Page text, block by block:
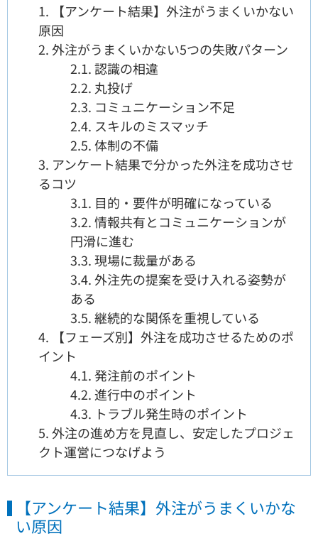
1. 【アンケート結果】外注がうまくいかない
原因
2.外注がうまくいかない5つの失敗パターン
2.1.認識の相違
2.2. 丸投げ
2.3. コミュニケーション不足
2.4. スキルのミスマッチ
2.5.体制の不備
3. アンケート結果で分かった外注を成功させ
るコツ
3.1. 目的・要件が明確になっている
3.2.情報共有とコミュニケーションが
円滑に進む
3.3.現場に裁量がある
3.4.外注先の提案を受け入れる姿勢が
ある
3.5.継続的な関係を重視している
4. 【フェーズ別】外注を成功させるためのポ
イント
4.1.発注前のポイント
4.2.進行中のポイント
4.3. トラブル発生時のポイント
5.外注の進め方を見直し、安定したプロジェ
クト運営につなげよう
【アンケート結果】外注がうまくいかな
い原因